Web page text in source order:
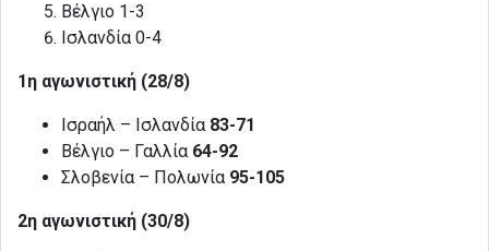
Βέλγιο 1-3
Ισλανδία 0-4
1η αγωνιστική (28/8)
Ισραήλ – Ισλανδία 83-71
Βέλγιο – Γαλλία 64-92
Σλοβενία – Πολωνία 95-105
2η αγωνιστική (30/8)